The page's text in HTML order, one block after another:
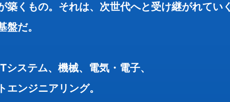
サイトポリシー
情報セキュリティ基本方針
築くもの。それは、次世代へと受け継がれてい
盤だ。
システム、機械、電気・電子、
エンジニアリング。